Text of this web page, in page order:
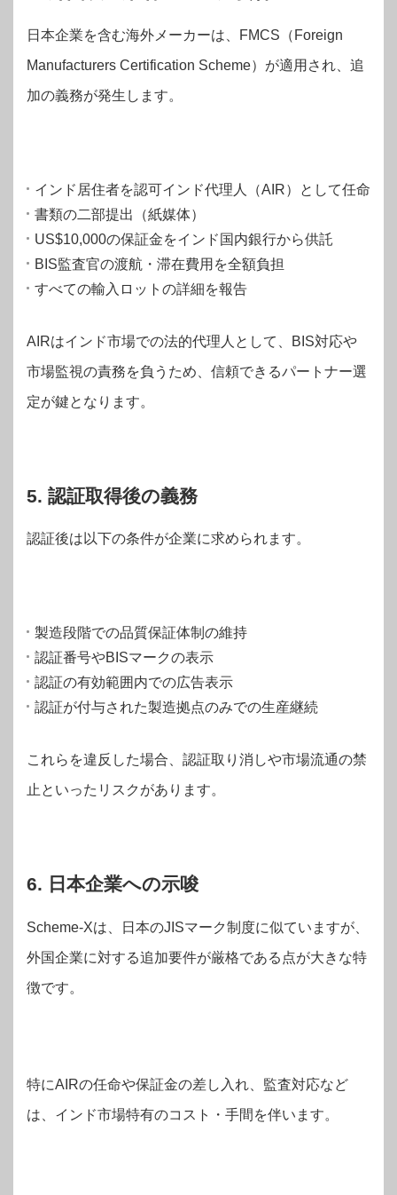
日本企業を含む海外メーカーは、FMCS（Foreign
Manufacturers Certification Scheme）が適用され、追
加の義務が発生します。
インド居住者を認可インド代理人（AIR）として任命
書類の二部提出（紙媒体）
US$10,000の保証金をインド国内銀行から供託
BIS監査官の渡航・滞在費用を全額負担
すべての輸入ロットの詳細を報告
AIRはインド市場での法的代理人として、BIS対応や
市場監視の責務を負うため、信頼できるパートナー選
定が鍵となります。
5. 認証取得後の義務
認証後は以下の条件が企業に求められます。
製造段階での品質保証体制の維持
認証番号やBISマークの表示
認証の有効範囲内での広告表示
認証が付与された製造拠点のみでの生産継続
これらを違反した場合、認証取り消しや市場流通の禁
止といったリスクがあります。
6. 日本企業への示唆
Scheme-Xは、日本のJISマーク制度に似ていますが、
外国企業に対する追加要件が厳格である点が大きな特
徴です。
特にAIRの任命や保証金の差し入れ、監査対応など
は、インド市場特有のコスト・手間を伴います。